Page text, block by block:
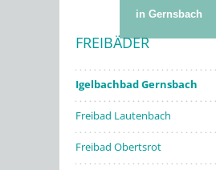
in Gernsbach
FREIBÄDER
Igelbachbad Gernsbach
Freibad Lautenbach
Freibad Obertsrot